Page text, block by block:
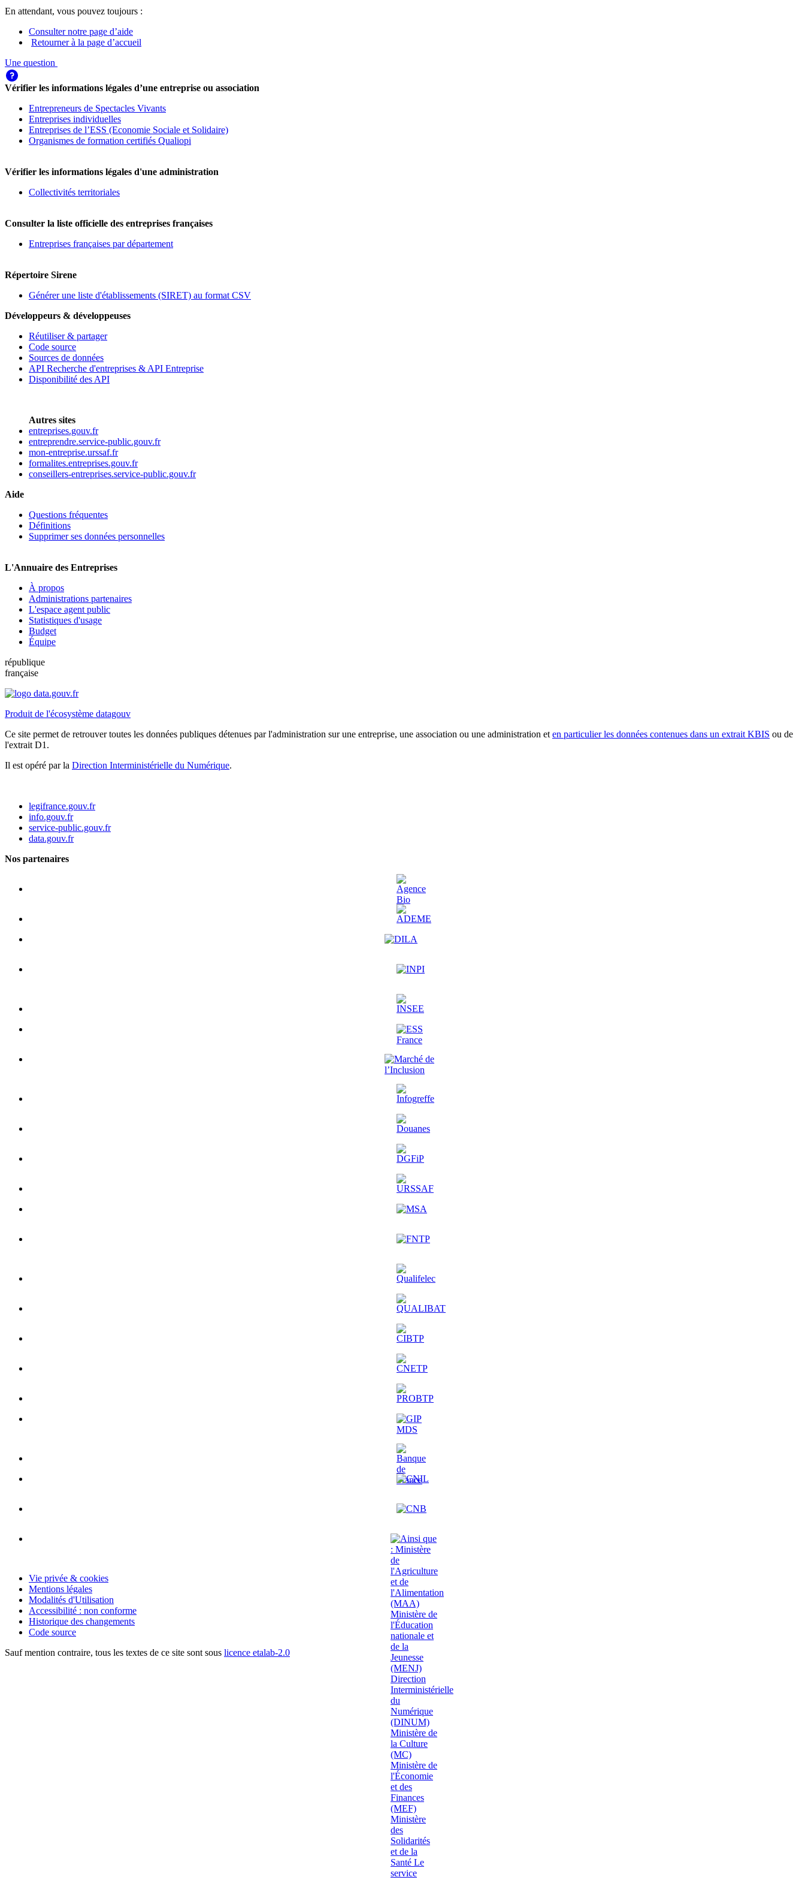
En attendant, vous pouvez toujours :
Consulter notre page d’aide
Retourner à la page d’accueil
Une question
Vérifier les informations légales d’une entreprise ou association
Entrepreneurs de Spectacles Vivants
Entreprises individuelles
Entreprises de l’ESS (Economie Sociale et Solidaire)
Organismes de formation certifiés Qualiopi
Vérifier les informations légales d'une administration
Collectivités territoriales
Consulter la liste officielle des entreprises françaises
Entreprises françaises par département
Répertoire Sirene
Générer une liste d'établissements (SIRET) au format CSV
Développeurs & développeuses
Réutiliser & partager
Code source
Sources de données
API Recherche d'entreprises & API Entreprise
Disponibilité des API
Autres sites
entreprises.gouv.fr
entreprendre.service-public.gouv.fr
mon-entreprise.urssaf.fr
formalites.entreprises.gouv.fr
conseillers-entreprises.service-public.gouv.fr
Aide
Questions fréquentes
Définitions
Supprimer ses données personnelles
L'Annuaire des Entreprises
À propos
Administrations partenaires
L'espace agent public
Statistiques d'usage
Budget
Équipe
république
française
Produit de l'écosystème datagouv
Ce site permet de retrouver toutes les données publiques détenues par l'administration sur une entreprise, une association ou une administration et en particulier les données contenues dans un extrait KBIS ou de
l'extrait D1.
Il est opéré par la Direction Interministérielle du Numérique.
legifrance.gouv.fr
info.gouv.fr
service-public.gouv.fr
data.gouv.fr
Nos partenaires
Vie privée & cookies
Mentions légales
Modalités d'Utilisation
Accessibilité : non conforme
Historique des changements
Code source
Sauf mention contraire, tous les textes de ce site sont sous licence etalab-2.0